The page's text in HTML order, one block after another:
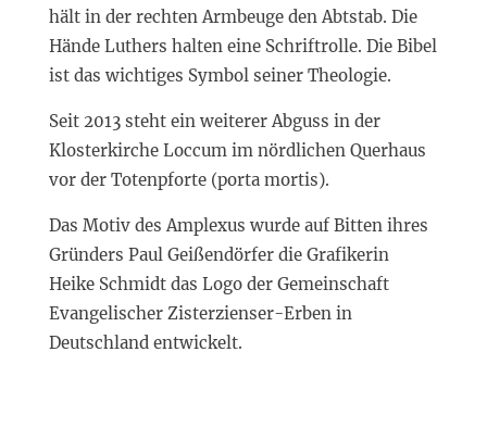
hält in der rechten Armbeuge den Abtstab. Die
Hände Luthers halten eine Schriftrolle. Die Bibel
ist das wichtiges Symbol seiner Theologie.
Seit 2013 steht ein weiterer Abguss in der
Klosterkirche Loccum im nördlichen Querhaus
vor der Totenpforte (porta mortis).
Das Motiv des Amplexus wurde auf Bitten ihres
Gründers Paul Geißendörfer die Grafikerin
Heike Schmidt das Logo der Gemeinschaft
Evangelischer Zisterzienser-Erben in
Deutschland entwickelt.